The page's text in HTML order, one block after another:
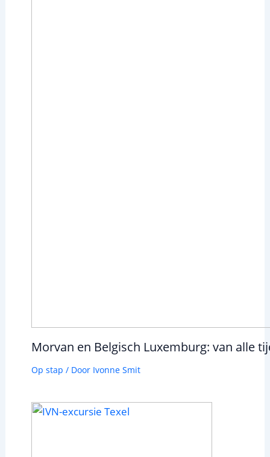
Morvan en Belgisch Luxemburg: van alle
Op stap / Door Ivonne Smit